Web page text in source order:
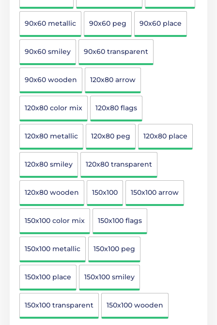
90x60 metallic 90x60 peg 90x60 place
90x60 smiley 90x60 transparent
90x60 wooden 120x80 arrow
120x80 color mix 120x80 flags
120x80 metallic 120x80 peg 120x80 place
120x80 smiley 120x80 transparent
120x80 wooden 150x100 150x100 arrow
150x100 color mix 150x100 flags
150x100 metallic 150x100 peg
150x100 place 150x100 smiley
150x100 transparent 150x100 wooden